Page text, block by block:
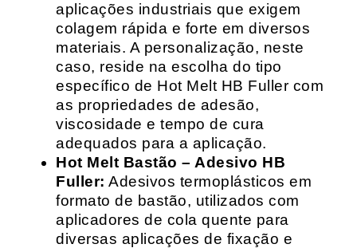
aplicações industriais que exigem
colagem rápida e forte em diversos
materiais. A personalização, neste
caso, reside na escolha do tipo
específico de Hot Melt HB Fuller com
as propriedades de adesão,
viscosidade e tempo de cura
adequados para a aplicação.
Hot Melt Bastão – Adesivo HB
Fuller: Adesivos termoplásticos em
formato de bastão, utilizados com
aplicadores de cola quente para
diversas aplicações de fixação e